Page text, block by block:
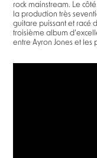
rock mainstream. Le
la production très
guitare puissant et racé
troisième album
entre Ayron Jones et les